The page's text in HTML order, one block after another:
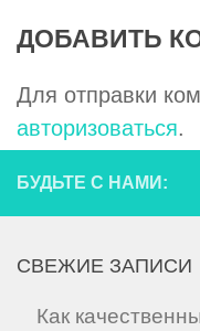
ДОБАВИТЬ
Для отправки
авторизоваться.
БУДЬТЕ С НАМИ:
СВЕЖИЕ ЗАПИСИ
Как